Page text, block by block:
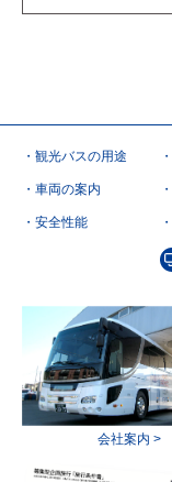
観光バスの用途
車両の案内
安全性能
会社案内 >